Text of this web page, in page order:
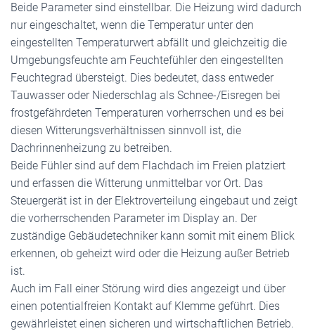
Beide Parameter sind einstellbar. Die Heizung wird dadurch
nur eingeschaltet, wenn die Temperatur unter den
eingestellten Temperaturwert abfällt und gleichzeitig die
Umgebungsfeuchte am Feuchtefühler den eingestellten
Feuchtegrad übersteigt. Dies bedeutet, dass entweder
Tauwasser oder Niederschlag als Schnee-/Eisregen bei
frostgefährdeten Temperaturen vorherrschen und es bei
diesen Witterungsverhältnissen sinnvoll ist, die
Dachrinnenheizung zu betreiben.
Beide Fühler sind auf dem Flachdach im Freien platziert
und erfassen die Witterung unmittelbar vor Ort. Das
Steuergerät ist in der Elektroverteilung eingebaut und zeigt
die vorherrschenden Parameter im Display an. Der
zuständige Gebäudetechniker kann somit mit einem Blick
erkennen, ob geheizt wird oder die Heizung außer Betrieb
ist.
Auch im Fall einer Störung wird dies angezeigt und über
einen potentialfreien Kontakt auf Klemme geführt. Dies
gewährleistet einen sicheren und wirtschaftlichen Betrieb.